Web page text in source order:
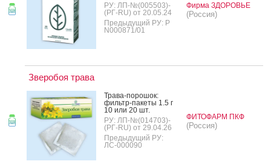
РУ: ЛП-№(005503)-
(РГ-RU) от 20.05.24
Предыдущий РУ: Р
N000871/01
Фирма ЗДОРОВЬЕ
(Россия)
Зверобоя трава
Тра­ва-по­рошок:
филь­тр-па­кеты 1.5 г
10 или 20 шт.
РУ: ЛП-№(014703)-
(РГ-RU) от 29.04.26
Предыдущий РУ:
ЛС-000090
ФИТОФАРМ ПКФ
(Россия)